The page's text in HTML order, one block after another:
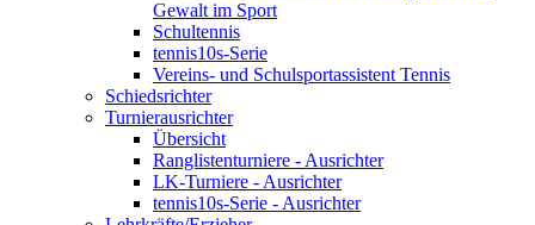
Gewalt im Sport
Schultennis
tennis10s-Serie
Vereins- und Schulsportassistent Tennis
Schiedsrichter
Turnierausrichter
Übersicht
Ranglistenturniere - Ausrichter
LK-Turniere - Ausrichter
tennis10s-Serie - Ausrichter